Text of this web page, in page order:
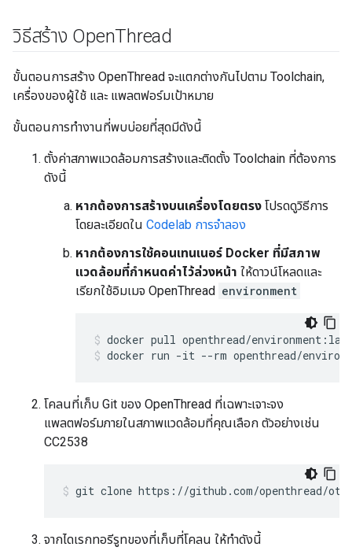
วิธีสร้าง OpenThread
ขั้นตอนการสร้าง OpenThread จะแตกต่างกันไปตาม Toolchain,
เครื่องของผู้ใช้ และ แพลตฟอร์มเป้าหมาย
ขั้นตอนการทำงานที่พบบ่อยที่สุดมีดังนี้
ตั้งค่าสภาพแวดล้อมการสร้างและติดตั้ง Toolchain ที่ต้องการ
ดังนี้
หากต้องการสร้างบนเครื่องโดยตรง โปรดดูวิธีการ
โดยละเอียดใน Codelab การจำลอง
หากต้องการใช้คอนเทนเนอร์ Docker ที่มีสภาพ
แวดล้อมที่กำหนดค่าไว้ล่วงหน้า ให้ดาวน์โหลดและ
เรียกใช้อิมเมจ OpenThread environment
docker pull openthread/
docker run -it --rm openthread/
โคลนที่เก็บ Git ของ OpenThread ที่เฉพาะเจาะจง
แพลตฟอร์มภายในสภาพแวดล้อมที่คุณเลือก ตัวอย่างเช่น
CC2538
git clone https://github.com/openthread/
จากไดเรกทอรีรูทของที่เก็บที่โคลน ให้ทำดังนี้